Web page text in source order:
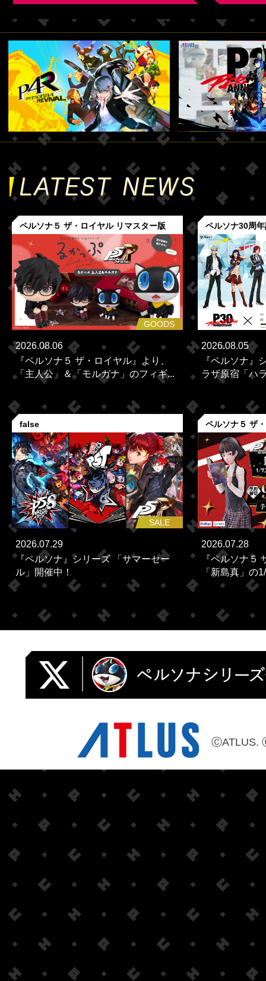
ペルソナ５ ザ・ロイヤル リマスター版
GOODS
2026.08.06
『ペルソナ５ ザ・ロイヤル』より、
「主人公」＆「モルガナ」のフィギ...
ペルソナ30周
2026.08.05
『ペルソナ』
ラザ原宿「ハ
false
SALE
2026.07.29
『ペルソナ』シリーズ 「サマーセー
ル」開催中！
ペルソナ５ ザ
2026.07.28
『ペルソナ５
「新島真」の
ⒸATLUS.